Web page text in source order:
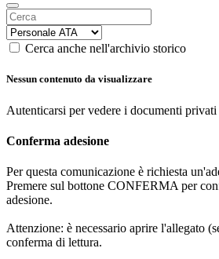
Cerca anche nell'archivio storico
Nessun contenuto da visualizzare
Autenticarsi per vedere i documenti privati
Conferma adesione
Per questa comunicazione è richiesta
Premere sul bottone CONFERMA per
adesione.
Attenzione: è necessario aprire l'allegato
conferma di lettura.